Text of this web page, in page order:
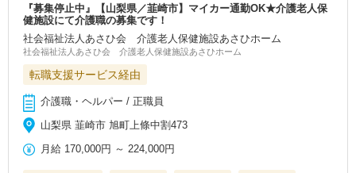
『募集停止中』【山梨県／韮崎市】マイカー通勤OK★介護老人保
健施設にて介護職の募集です！
社会福祉法人あさひ会 介護老人保健施設あさひホーム
社会福祉法人あさひ会 介護老人保健施設あさひホーム
転職支援サービス経由
介護職・ヘルパー / 正職員
山梨県 韮崎市 旭町上條中割473
月給 170,000円 ～224,000円